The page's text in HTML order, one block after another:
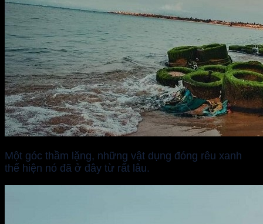
Một góc thầm lặng, những vật dụng đóng rêu xanh
thể hiện nó đã ở đây từ rất lâu.